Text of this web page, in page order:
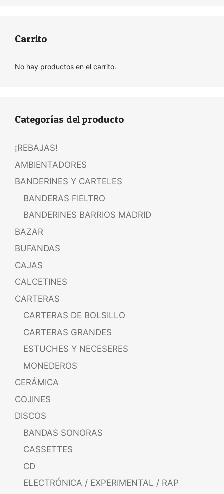
Carrito
No hay productos en el carrito.
Categorías del producto
¡REBAJAS!
AMBIENTADORES
BANDERINES Y CARTELES
BANDERAS FIELTRO
BANDERINES BARRIOS MADRID
BAZAR
BUFANDAS
CAJAS
CALCETINES
CARTERAS
CARTERAS DE BOLSILLO
CARTERAS GRANDES
ESTUCHES Y NECESERES
MONEDEROS
CERÁMICA
COJINES
DISCOS
BANDAS SONORAS
CASSETTES
CD
ELECTRÓNICA / EXPERIMENTAL / RAP